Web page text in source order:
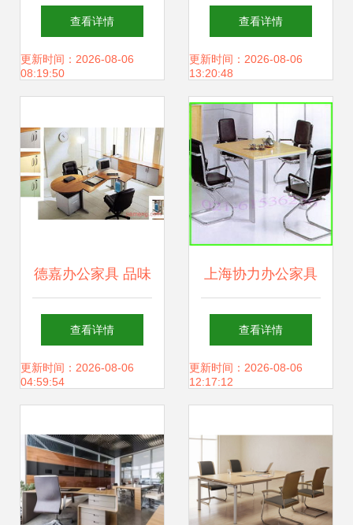
高效与美学兼备的
现代办公空间
查看详情
更新时间：2026-08-06
08:19:50
程 从传统到智能的
进化
查看详情
更新时间：2026-08-06
13:20:48
德嘉办公家具 品味
与实用的完美结合
查看详情
更新时间：2026-08-06
04:59:54
上海协力办公家具
助力高效办公，家
用电器的Smart
查看详情
更新时间：2026-08-06
12:17:12